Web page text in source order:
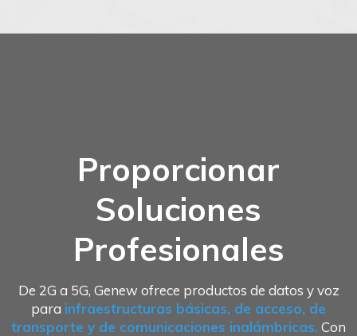
Proporcionar
Soluciones
Profesionales
De 2G a 5G, Genew ofrece productos de datos y voz
para infraestructuras básicas, de acceso, de
transporte y de comunicaciones inalámbricas. Con